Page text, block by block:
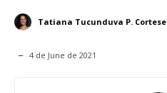
Tatiana Tucunduva P. Cortese
4 de June de 2021